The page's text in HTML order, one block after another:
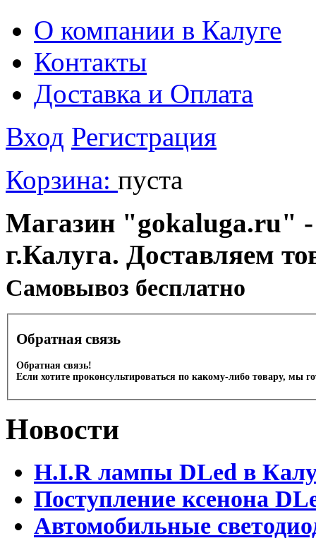
О компании в Калуге
Контакты
Доставка и Оплата
Вход Регистрация
Корзина: пуста
Магазин "gokaluga.ru" -
г.Калуга. Доставляем
Cамовывоз бесплатно
Обратная связь
Обратная связь!
Если хотите проконсультироваться по какому-либо товару, мы
Новости
H.I.R лампы DLed в
Поступление ксенона
Автомобильные